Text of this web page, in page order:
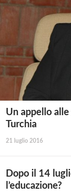
Un appello
Turchia
21 luglio 2016
Dopo il 14
l’educazione?